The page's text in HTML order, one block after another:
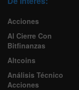
Acciones
Al Cierre Con
Bitfinanzas
Altcoins
Análisis Técnico
Acciones